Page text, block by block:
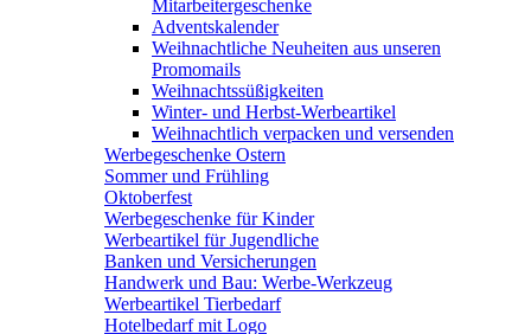
Mitarbeitergeschenke
Adventskalender
Weihnachtliche Neuheiten aus unseren
Promomails
Weihnachtssüßigkeiten
Winter- und Herbst-Werbeartikel
Weihnachtlich verpacken und versenden
Werbegeschenke Ostern
Sommer und Frühling
Oktoberfest
Werbegeschenke für Kinder
Werbeartikel für Jugendliche
Banken und Versicherungen
Handwerk und Bau: Werbe-Werkzeug
Werbeartikel Tierbedarf
Hotelbedarf mit Logo